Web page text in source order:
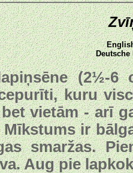
(2½-
kuru
vietām - arī
ir
smaržas.
Aug pie